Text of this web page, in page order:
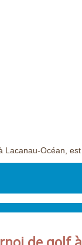
Lacanau-Océan,